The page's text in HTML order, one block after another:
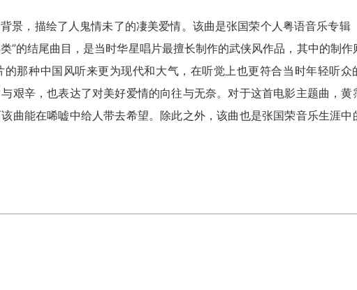
景，描绘了人鬼情未了的凄美爱情。该曲是张国荣个人粤语音乐专辑
”的结尾曲目，是当时华星唱片最擅长制作的武侠风作品，其中的制作
那种中国风听来更为现代和大气，在听觉上也更符合当时年轻听众
艰辛，也表达了对美好爱情的向往与无奈。对于这首电影主题曲，黄
曲能在唏嘘中给人带去希望。除此之外，该曲也是张国荣音乐生涯中